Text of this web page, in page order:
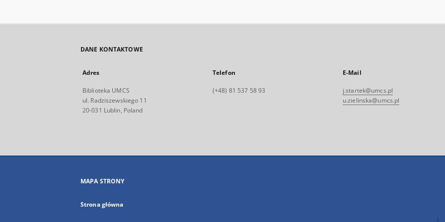
DANE KONTAKTOWE
Adres
Biblioteka UMCS
ul. Radziszewskiego 11
20-031 Lublin, Poland
Telefon
(+48) 81 537 58 93
E-Mail
j.startek@umcs.pl
u.zielinska@umcs.pl
MAPA STRONY
Strona główna